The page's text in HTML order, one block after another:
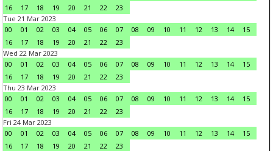
16
17 18 19 20 21 22
23
Tue 21 Mar 2023
00
01 02 03 04 05 06 07 08 09 10 11 12 13 14
15
16
17 18 19 20 21 22
23
Wed 22 Mar 2023
00
01 02 03 04 05 06 07 08 09 10 11 12 13 14
15
16
17 18 19 20 21 22
23
Thu 23 Mar 2023
00
01 02 03 04 05 06 07 08 09 10 11 12 13 14
15
16
17 18 19 20 21 22
23
Fri 24 Mar 2023
00
01 02 03 04 05 06 07 08 09 10 11 12 13 14
15
16
17 18 19 20 21 22
23